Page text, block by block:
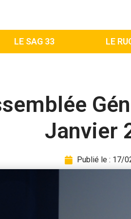
LE SAG 33 LE
Janvier
Publié le : 17/